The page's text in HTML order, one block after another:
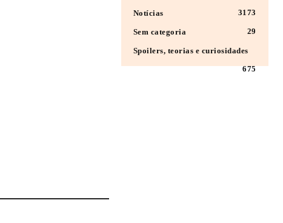
Notícias 3173
Sem categoria 29
Spoilers, teorias e curiosidades
675